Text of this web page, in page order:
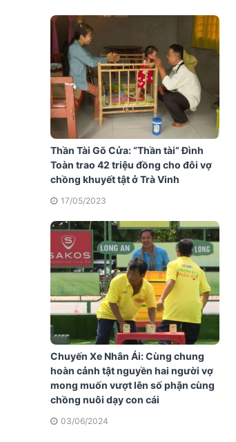
Thần Tài Gõ Cửa: “Thần tài” Đình
Toàn trao 42 triệu đồng cho đôi vợ
chồng khuyết tật ở Trà Vinh
17/05/2023
Chuyến Xe Nhân Ái: Cùng chung
hoàn cảnh tật nguyền hai người vợ
mong muốn vượt lên số phận cùng
chồng nuôi dạy con cái
03/06/2024